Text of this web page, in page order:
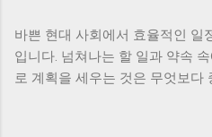
트를 추출하고
를 지원하며 문
있도록 태그 기능
주요 기능은 문
앱은 최첨단 이
일 서비스를 제공
용자가 그 가치를
Mail은 단순한 이
효율적으로 관
바쁜 현대 사회에서 효율적인 일
입니다. 넘쳐나는 할 일과 약속
로 계획을 세우는 것은 무엇보다
과 강력한 기능으로 많은 사용